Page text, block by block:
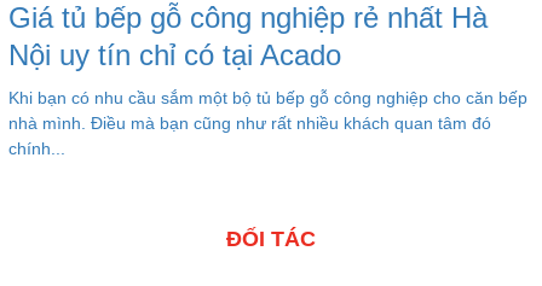
Giá tủ bếp gỗ công nghiệp rẻ nhất Hà
Nội uy tín chỉ có tại Acado
Khi bạn có nhu cầu sắm một bộ tủ bếp gỗ công nghiệp cho căn bếp
nhà mình. Điều mà bạn cũng như rất nhiều khách quan tâm đó
chính...
ĐỐI TÁC